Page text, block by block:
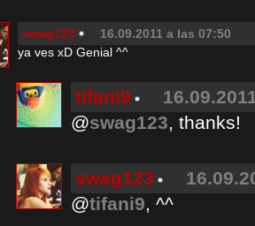
swag123
16.09.2011 a las 07:50
ya ves xD Genial ^^
tifani9
@swag123, thanks!
swag123
@tifani9, ^^